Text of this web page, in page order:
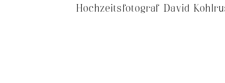
Hochzeitsfotograf David